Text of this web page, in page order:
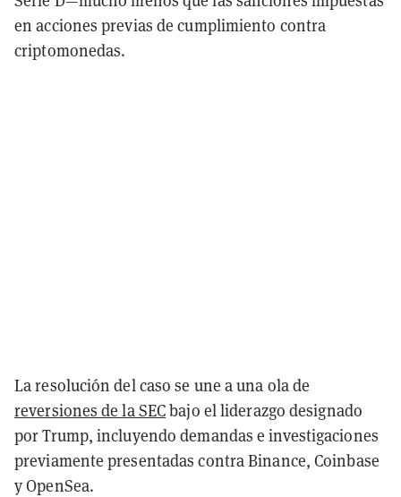
en acciones previas de cumplimiento contra
criptomonedas.
La resolución del caso se une a una ola de
reversiones de la SECbajo el liderazgo designado
por Trump, incluyendo demandas e investigaciones
previamente presentadas contra Binance, Coinbase
y OpenSea.